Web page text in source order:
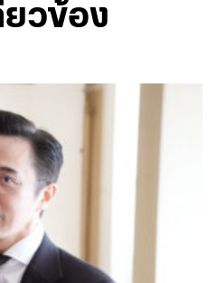
วข้อง